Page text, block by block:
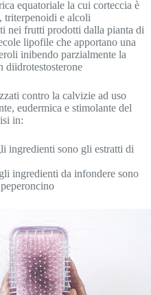
equatoriale la cui corteccia è
triterpenoidi e alcoli
nei frutti prodotti dalla pianta di
lipofile che apportano una
inibendo parzialmente la
diidrotestosterone
contro la calvizie ad uso
eudermica e stimolante del
in:
ingredienti sono gli estratti di
ingredienti da infondere sono